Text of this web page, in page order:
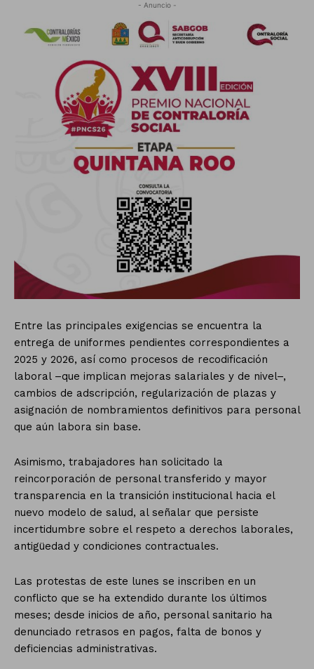
- Anuncio -
Entre las principales exigencias se encuentra la
entrega de uniformes pendientes correspondientes a
2025 y 2026, así como procesos de recodificación
laboral –que implican mejoras salariales y de nivel–,
cambios de adscripción, regularización de plazas y
asignación de nombramientos definitivos para personal
que aún labora sin base.
Asimismo, trabajadores han solicitado la
reincorporación de personal transferido y mayor
transparencia en la transición institucional hacia el
nuevo modelo de salud, al señalar que persiste
incertidumbre sobre el respeto a derechos laborales,
antigüedad y condiciones contractuales.
Las protestas de este lunes se inscriben en un
conflicto que se ha extendido durante los últimos
meses; desde inicios de año, personal sanitario ha
denunciado retrasos en pagos, falta de bonos y
deficiencias administrativas.